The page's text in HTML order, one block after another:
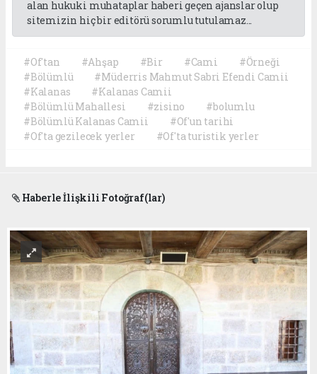
alan hukuki muhataplar haberi geçen ajanslar olup
sitemizin hiç bir editörü sorumlu tutulamaz...
#Of'tan #Ahşap #Bir #Cami
#Örneği
#Bölümlü
#Müderris Mahmut Sabri Efendi Camii
#Kalanas
#Kalanas Camii
#Bölümlü Mahallesi
#zisino
#bolumlu
#Bölümlü Kalanas Camii
#Of'un tarihi
#Of'ta gezilecek yerler
#Of'ta turistik yerler
Haberle İlişkili Fotoğraf(lar)